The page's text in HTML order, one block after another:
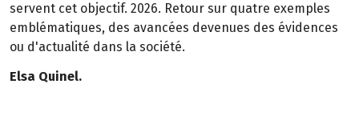
servent cet objectif. 2026. Retour sur quatre exemples
emblématiques, des avancées devenues des évidences
ou d'actualité dans la société.
Elsa Quinel.